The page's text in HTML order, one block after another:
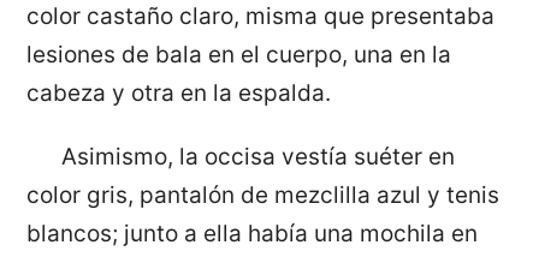
color castaño claro, misma que presentaba
lesiones de bala en el cuerpo, una en la
cabeza y otra en la espalda.
Asimismo, la occisa vestía suéter en
color gris, pantalón de mezclilla azul y tenis
blancos; junto a ella había una mochila en